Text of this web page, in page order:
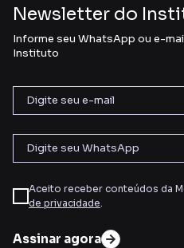
Newsletter do
Informe seu WhatsApp ou e-
Instituto
Aceito receber conteúdos da
de privacidade.
Assinar agora